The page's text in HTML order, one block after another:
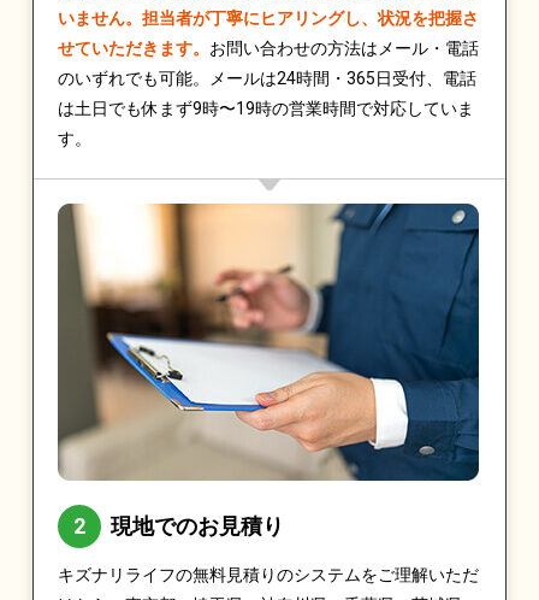
いません。担当者が丁寧にヒアリングし、状況を把握さ
せていただきます。 お問い合わせの方法はメール・電話
のいずれでも可能。メールは24時間・365日受付、電話
は土日でも休まず9時〜19時の営業時間で対応していま
す。
現地でのお見積り
キズナリライフの無料見積りのシステムをご理解いただ